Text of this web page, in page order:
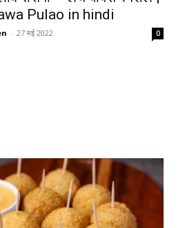
Pulao in hindi
- 27 मई 2022 0